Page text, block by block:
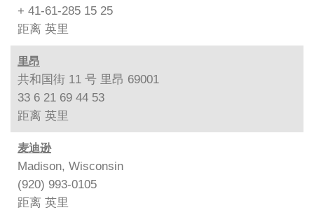
+ 41-61-285 15 25
距离 英里
里昂
共和国街 11 号 里昂 69001
33 6 21 69 44 53
距离 英里
麦迪逊
Madison, Wisconsin
(920) 993-0105
距离 英里